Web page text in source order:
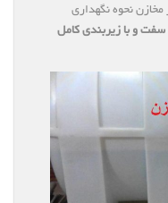
نحوه نگهداری
و با زیربندی کامل